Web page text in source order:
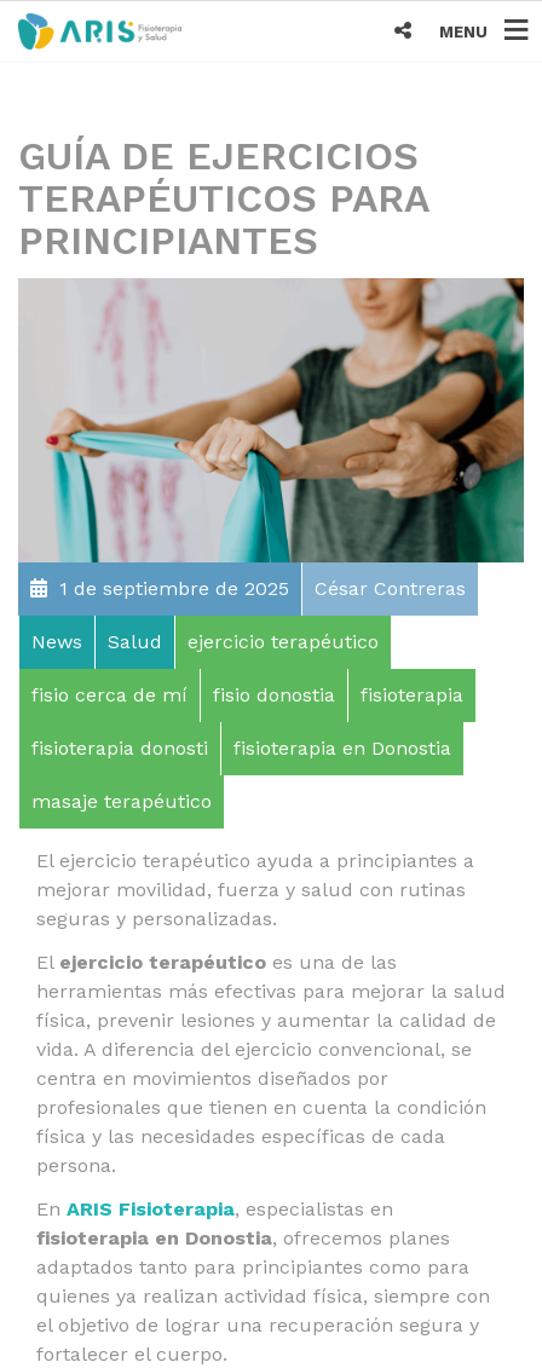
MENU
GUÍA DE EJERCICIOS
TERAPÉUTICOS PARA
PRINCIPIANTES
1 de septiembre de 2025 César Contreras
News Salud ejercicio terapéutico
fisio cerca de mí fisio donostia fisioterapia
fisioterapia donosti fisioterapia en Donostia
masaje terapéutico
El ejercicio terapéutico ayuda a principiantes a
mejorar movilidad, fuerza y salud con rutinas
seguras y personalizadas.
El ejercicio terapéutico es una de las
herramientas más efectivas para mejorar la salud
física, prevenir lesiones y aumentar la calidad de
vida. A diferencia del ejercicio convencional, se
centra en movimientos diseñados por
profesionales que tienen en cuenta la condición
física y las necesidades específicas de cada
persona.
En ARIS Fisioterapia, especialistas en
fisioterapia en Donostia, ofrecemos planes
adaptados tanto para principiantes como para
quienes ya realizan actividad física, siempre con
el objetivo de lograr una recuperación segura y
fortalecer el cuerpo.